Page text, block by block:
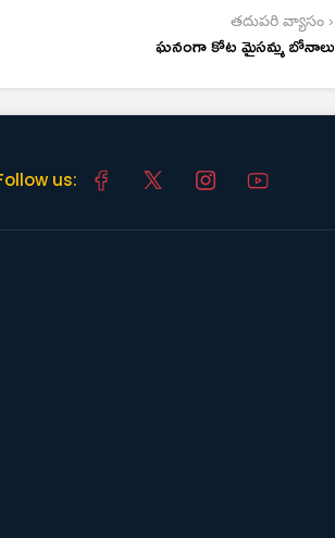
తదుపరి వ్యాసం ›
ఘనంగా కోట మైసమ్మ బోనాలు
us: